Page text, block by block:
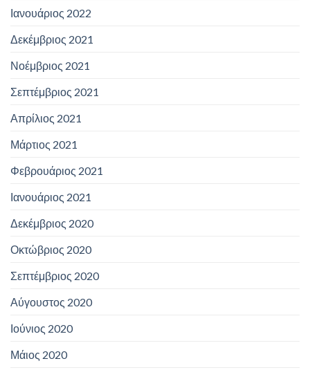
Ιανουάριος 2022
Δεκέμβριος 2021
Νοέμβριος 2021
Σεπτέμβριος 2021
Απρίλιος 2021
Μάρτιος 2021
Φεβρουάριος 2021
Ιανουάριος 2021
Δεκέμβριος 2020
Οκτώβριος 2020
Σεπτέμβριος 2020
Αύγουστος 2020
Ιούνιος 2020
Μάιος 2020